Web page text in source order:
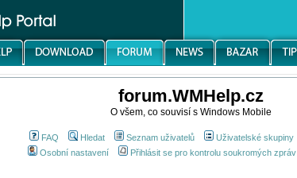
forum.WMHelp.cz
O všem, co souvisí s Windows Mobile
FAQ Hledat Seznam uživatelů Uživatelské skupiny
Osobní nastavení
Přihlásit se pro kontrolu soukromých zpráv